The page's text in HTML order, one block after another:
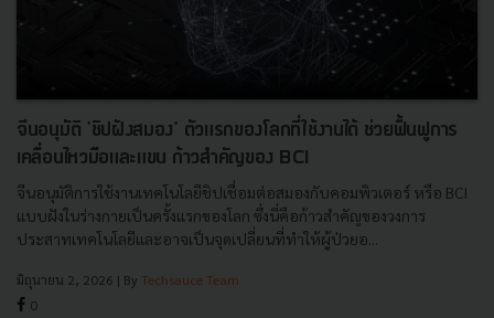
จีนอนุมัติ 'ชิปฝังสมอง' ตัวแรกของโลกที่ใช้งานได้ ช่วยฟื้นฟูการ
เคลื่อนไหวมือและแขน ก้าวสำคัญของ BCI
จีนอนุมัติการใช้งานเทคโนโลยีชิปเชื่อมต่อสมองกับคอมพิวเตอร์ หรือ BCI
แบบฝังในร่างกายเป็นครั้งแรกของโลก ซึ่งนี่คือก้าวสำคัญของวงการ
ประสาทเทคโนโลยีและอาจเป็นจุดเปลี่ยนที่ทำให้ผู้ป่วยอ...
มิถุนายน 2, 2026 | By Techsauce Team
0